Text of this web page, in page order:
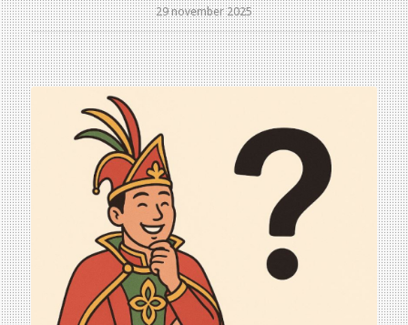
29 november 2025